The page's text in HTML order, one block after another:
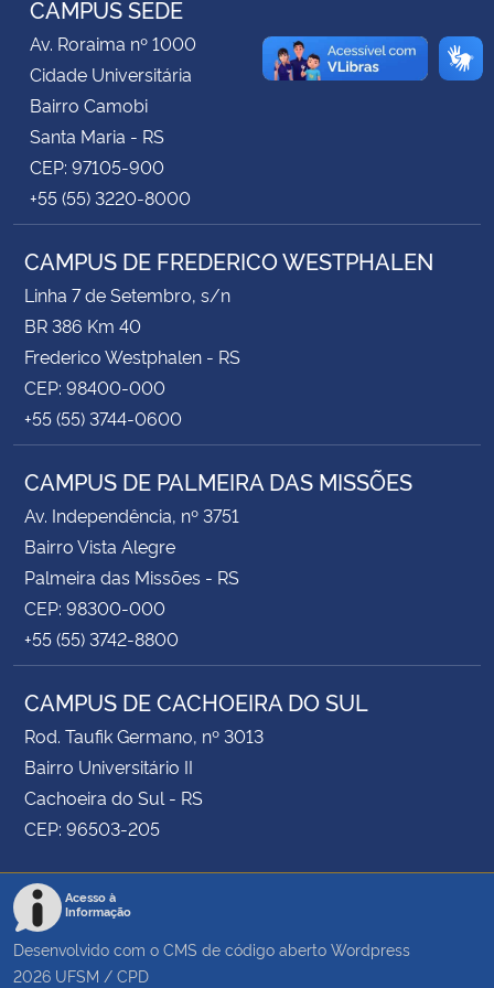
Secretaria-Geral
Secretaria de Governo
Gabinete de Segurança Institucional
Advocacia-Geral da União
CAMPUS SEDE
Av. Roraima nº 1000
Cidade Universitária
Bairro Camobi
Santa Maria - RS
CEP: 97105-900
+55 (55) 3220-8000
CAMPUS DE FREDERICO WESTPHALEN
Linha 7 de Setembro, s/n
BR 386 Km 40
Frederico Westphalen - RS
CEP: 98400-000
+55 (55) 3744-0600
CAMPUS DE PALMEIRA DAS MISSÕES
Av. Independência, nº 3751
Bairro Vista Alegre
Palmeira das Missões - RS
CEP: 98300-000
+55 (55) 3742-8800
CAMPUS DE CACHOEIRA DO SUL
Rod. Taufik Germano, nº 3013
Bairro Universitário II
Cachoeira do Sul - RS
CEP: 96503-205
Acesso à
Informação
Desenvolvido com o CMS de código aberto Wordpress
2026 UFSM / CPD